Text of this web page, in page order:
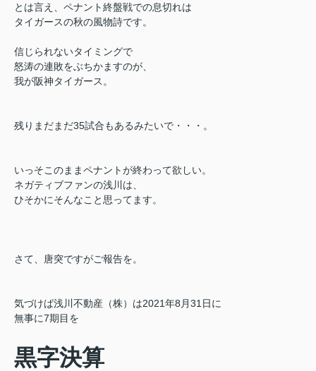
とは言え、ペナント終盤戦での息切れは
タイガースの秋の風物詩です。
信じられないタイミングで
怒涛の連敗をぶちかますのが、
我が阪神タイガース。
残りまだまだ35試合もあるみたいで・・・。
いっそこのままペナントが終わって欲しい。
ネガティブファンの浅川は、
ひそかにそんなこと思ってます。
さて、唐突ですがご報告を。
気づけば浅川不動産（株）は2021年8月31日に
無事に7期目を
黒字決算